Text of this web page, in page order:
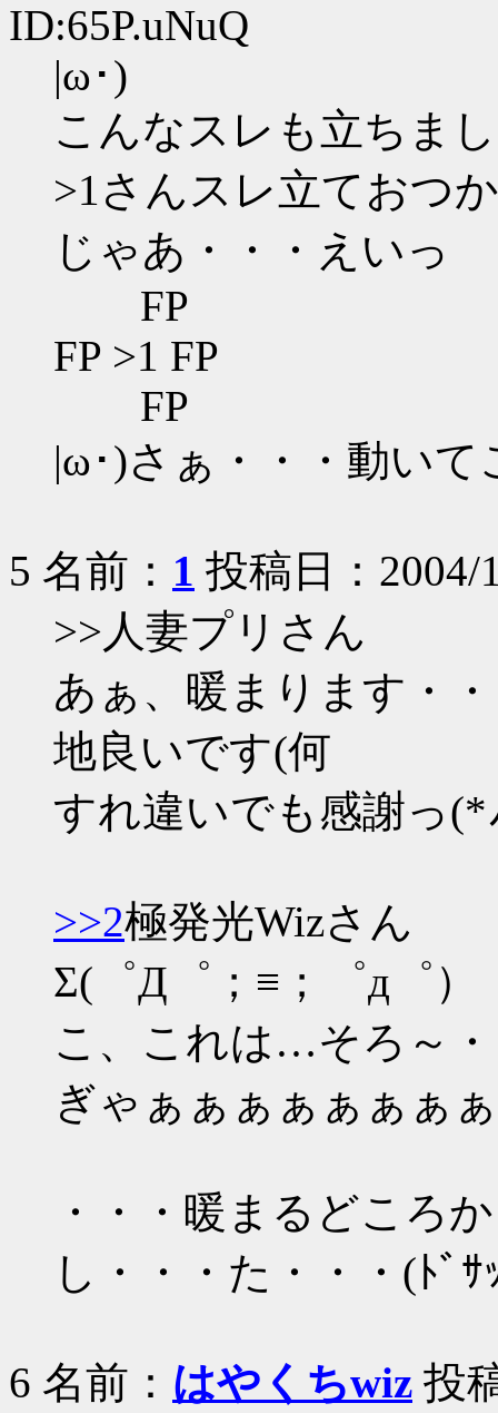
ID:65P.uNuQ
|ω･)
こんなスレも立ちま
>1さんスレ立ておつ
じゃあ・・・えいっ
FP
FP >1 FP
FP
|ω･)さぁ・・・動いて
5 名前： 1 投稿日：2004/
>>人妻プリさん
あぁ、暖まります・
地良いです(何
すれ違いでも感謝っ(*
>>2極発光Wizさん
Σ(゜Д゜；≡；゜д゜）
こ、これは…そろ～
ぎゃぁぁぁぁぁぁぁ
・・・暖まるどころ
し・・・た・・・(ﾄﾞｻ
6 名前： はやくちwiz 投